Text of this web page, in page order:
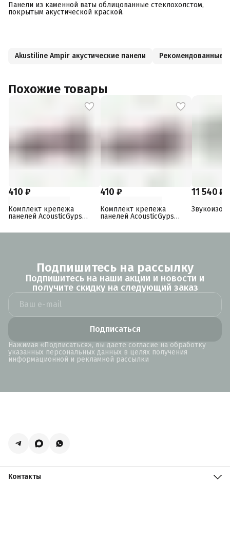
Панели из каменной ваты облицованные стеклохолстом,
покрытым акустической краской.
Akustiline Ampir акустические панели Рекомендованные
Похожие товары
410 ₽
Комплект крепежа
панелей AcousticGyps
410 ₽
Комплект крепежа
панелей AcousticGyps
11 540 ₽
Звукоизол
Подпишитесь на рассылку
Подпишитесь на наши акции и новости и
получите скидку на следующий заказ
Подписаться
Нажимая «Подписаться», вы даете согласие на обработку
указанных персональных данных в целях получения
информационной и рекламной рассылки
Контакты